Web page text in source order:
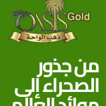
من جذور
الصحراء إلى